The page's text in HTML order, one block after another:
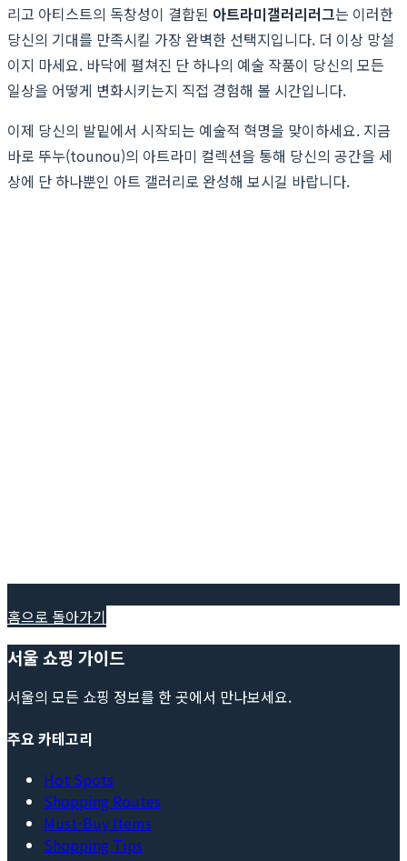
리고 아티스트의 독창성이 결합된 아트라미갤러리러그는 이러한
당신의 기대를 만족시킬 가장 완벽한 선택지입니다. 더 이상 망설
이지 마세요. 바닥에 펼쳐진 단 하나의 예술 작품이 당신의 모든
일상을 어떻게 변화시키는지 직접 경험해 볼 시간입니다.
이제 당신의 발밑에서 시작되는 예술적 혁명을 맞이하세요. 지금
바로 뚜누(tounou)의 아트라미 컬렉션을 통해 당신의 공간을 세
상에 단 하나뿐인 아트 갤러리로 완성해 보시길 바랍니다.
홈으로 돌아가기
서울 쇼핑 가이드
서울의 모든 쇼핑 정보를 한 곳에서 만나보세요.
주요 카테고리
Hot Spots
Shopping Routes
Must-Buy Items
Shopping Tips